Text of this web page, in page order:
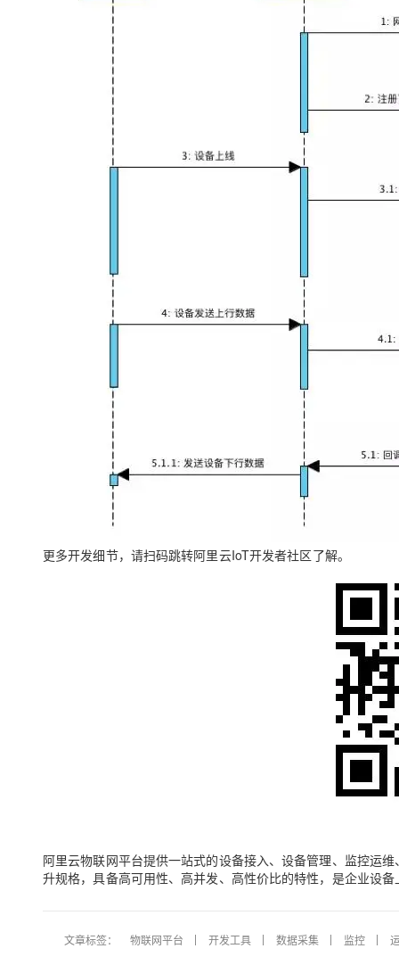
更多开发细节，请扫码跳转阿里云IoT开发者社区了解。
阿里云物联网平台提供一站式的设备接入、设备管理、监控运
升规格，具备高可用性、高并发、高性价比的特性，是企业设
文章标签： 物联网平台 开发工具 数据采集 监控